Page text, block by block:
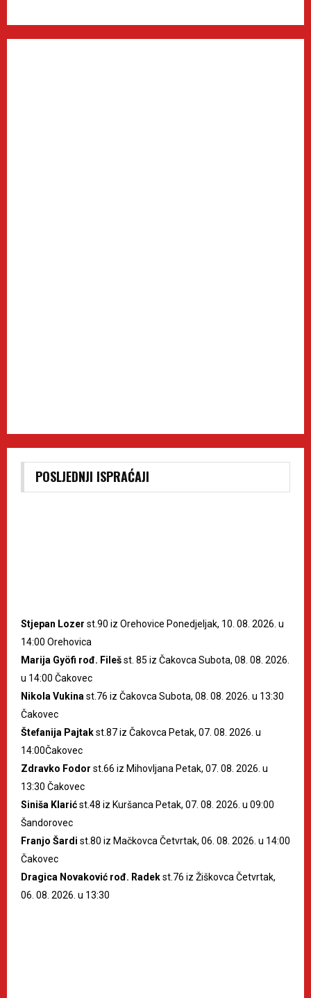
POSLJEDNJI ISPRAĆAJI
Stjepan Lozer st.90 iz Orehovice Ponedjeljak, 10. 08. 2026. u
14:00 Orehovica
Marija Gyöfi rođ. Filešst. 85 iz Čakovca Subota, 08. 08. 2026.
u 14:00 Čakovec
Nikola Vukina st.76 iz Čakovca Subota, 08. 08. 2026. u 13:30
Čakovec
Štefanija Pajtakst.87 iz Čakovca Petak, 07. 08. 2026. u
14:00Čakovec
Zdravko Fodor st.66 iz Mihovljana Petak, 07. 08. 2026. u
13:30 Čakovec
Siniša Klarićst.48 iz Kuršanca Petak, 07. 08. 2026. u 09:00
Šandorovec
Franjo Šardi st.80 iz Mačkovca Četvrtak, 06. 08. 2026. u 14:00
Čakovec
Dragica Novaković rođ. Radekst.76 iz Žiškovca Četvrtak,
06. 08. 2026. u 13:30